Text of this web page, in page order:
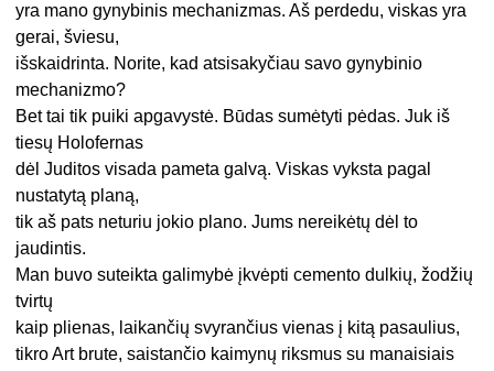
yra mano gynybinis mechanizmas. Aš perdedu, viskas yra
gerai, šviesu,
išskaidrinta. Norite, kad atsisakyčiau savo gynybinio
mechanizmo?
Bet tai tik puiki apgavystė. Būdas sumėtyti pėdas. Juk iš
tiesų Holofernas
dėl Juditos visada pameta galvą. Viskas vyksta pagal
nustatytą planą,
tik aš pats neturiu jokio plano. Jums nereikėtų dėl to
jaudintis.
Man buvo suteikta galimybė įkvėpti cemento dulkių, žodžių
tvirtų
kaip plienas, laikančių svyrančius vienas į kitą pasaulius,
tikro Art brute, saistančio kaimynų riksmus su manaisiais